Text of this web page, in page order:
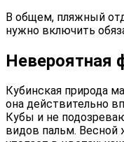
В общем, пляжный
нужно включить
Невероятная
Кубинская природа
она действительно
Кубы и не
видов пальм. Весной